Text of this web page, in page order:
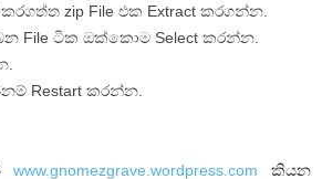
කරගත්ත zip File එක Extract කරගන්න.
File ටික ඔක්කොම Select කරන්න.
Restart කරන්න.
www.gnomezgrave.wordpress.com කියන